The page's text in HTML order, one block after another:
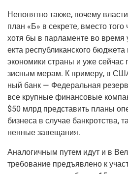
Непо­нят­но так­же, поче­му
план «Б» в сек­ре­те, вме­сто того
хотя бы в пар­ла­мен­те во
ек­та рес­публиканского бюд­же­та
эко­но­ми­ки стра­ны и уже сей­час
зис­ным мерам. К при­ме­ру, в
ный банк — Феде­раль­ная
все круп­ные финан­со­вые
$50 млрд пред­ста­вить пла­ны
биз­не­са в слу­чае банк­рот­ства,
нен­ные завещания.
Ана­ло­гич­ным путем идут и в
тре­бо­ва­ние предъ­яв­ле­но к